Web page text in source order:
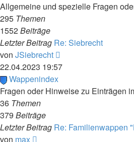
Allgemeine und spezielle Fragen
295 Themen
1552Beiträge
Letzter Beitrag Re: Siebrecht
von JSiebrecht
Beitrag
22.04.2023 19:57
Wappenindex
Fragen oder Hinweise zu Einträgen
36 Themen
379 Beiträge
Letzter Beitrag Re: Familienwappen
von max